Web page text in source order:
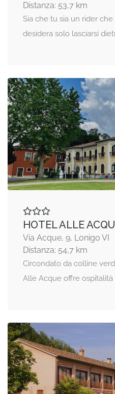
Distanza: 53,7 km
Sia che tu sia un rider
desidera solo lasciarsi
HOTEL ALLE
Via Acque, 9, Lonigo VI
Distanza: 54,7 km
Circondato da colline
Alle Acque offre ospitalità